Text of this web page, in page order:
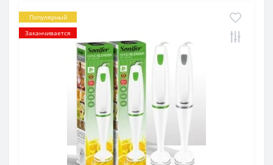
Популярный
Заканчивается